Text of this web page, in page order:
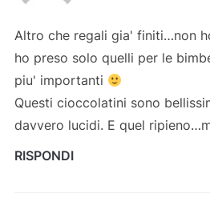
Altro che regali gia' finiti…non
ho preso solo quelli per le
piu' importanti
Questi cioccolatini sono
davvero lucidi. E quel
RISPONDI